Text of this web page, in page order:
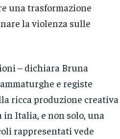
una trasformazione
la violenza sulle
– dichiara Bruna
e registe
ricca produzione creativa
Italia, e non solo, una
rappresentati vede